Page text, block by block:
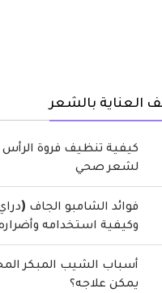
العناية بالشعر
كيفية تنظيف فروة
لشعر صحي
فوائد الشامبو الجاف
وكيفية استخدامه
أسباب الشيب المبكر
يمكن علاجه؟